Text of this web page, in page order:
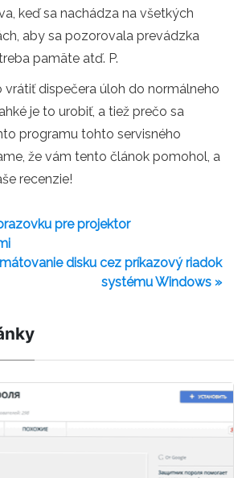
keď sa nachádza na všetkých
aby sa pozorovala prevádzka
pamäte atď. P.
vrátiť dispečera úloh do normálneho
je to urobiť, a tiež prečo sa
programu tohto servisného
že vám tento článok pomohol, a
recenzie!
pre projektor
disku cez príkazový riadok
systému Windows »